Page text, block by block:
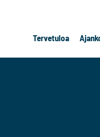
Tervetuloa